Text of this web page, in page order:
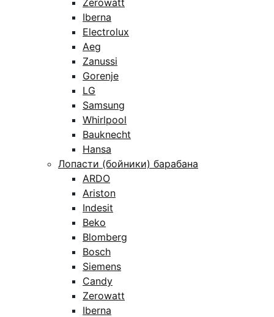
Zerowatt
Iberna
Electrolux
Aeg
Zanussi
Gorenje
LG
Samsung
Whirlpool
Bauknecht
Hansa
Лопасти (бойники) барабана
ARDO
Ariston
Indesit
Beko
Blomberg
Bosch
Siemens
Candy
Zerowatt
Iberna